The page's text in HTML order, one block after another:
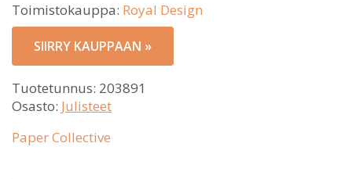
Toimistokauppa: Royal Design
SIIRRY KAUPPAAN »
Tuotetunnus: 203891
Osasto: Julisteet
Paper Collective